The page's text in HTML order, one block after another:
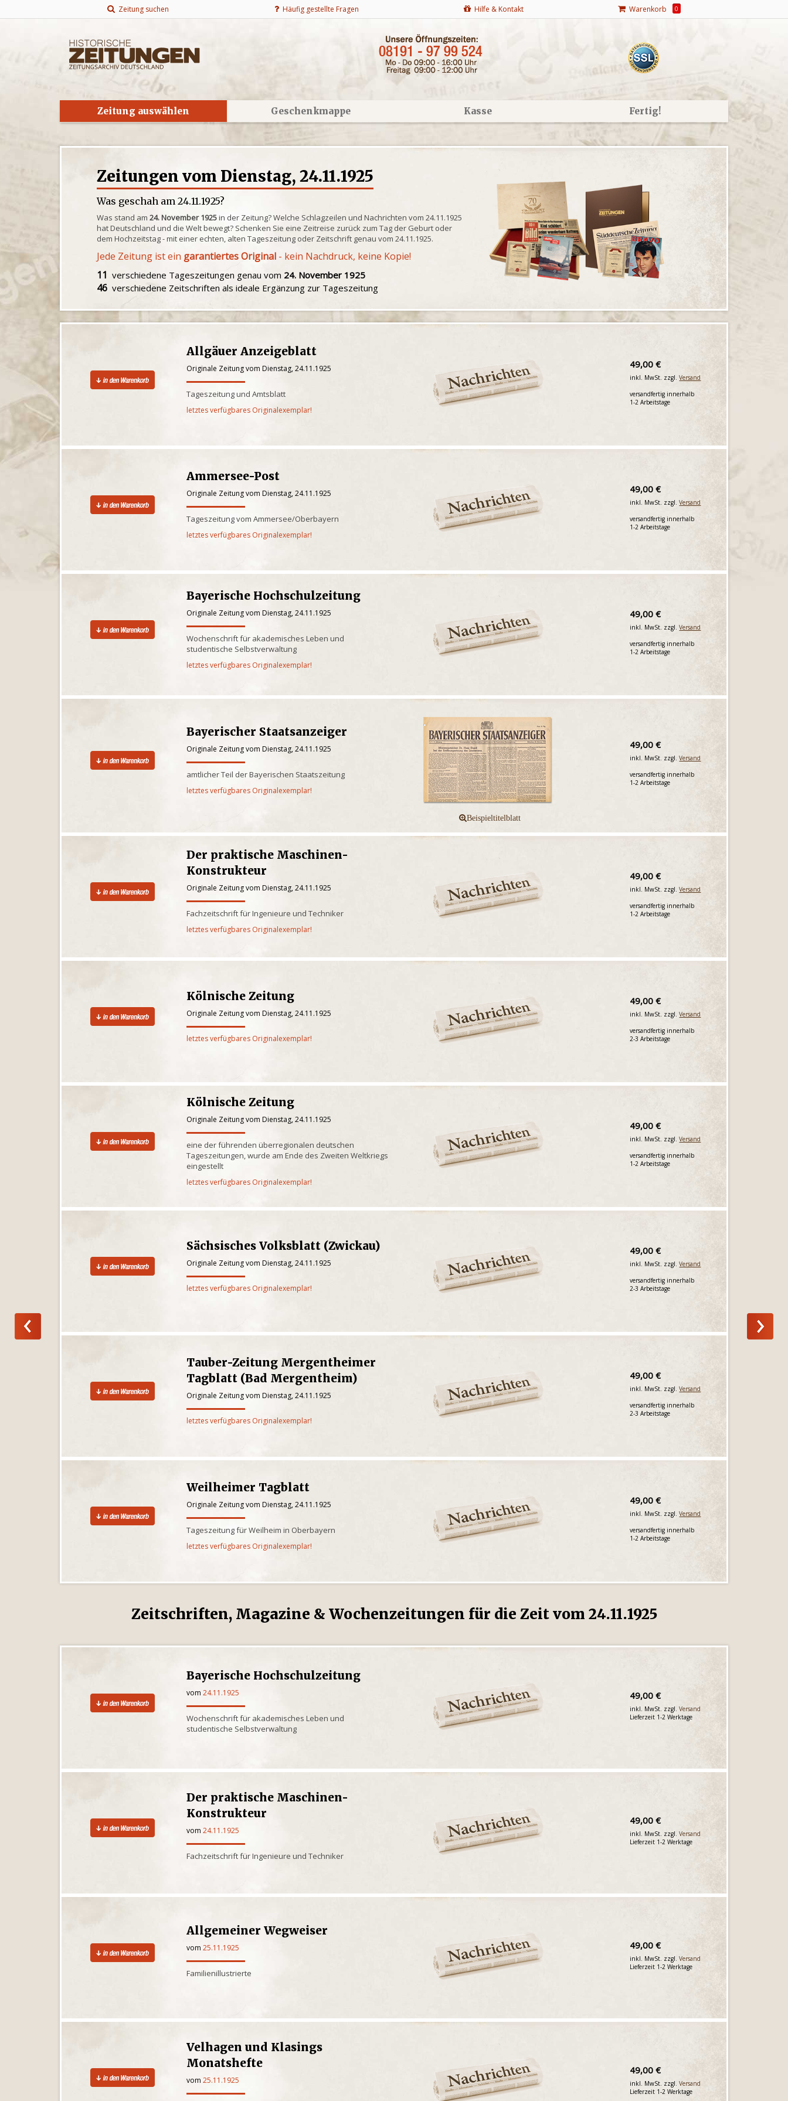
Zeitung suchen Häufig gestellte Fragen Hilfe & Kontakt Warenkorb 0
Zeitung auswählen Geschenkmappe Kasse Fertig!
Zeitungen vom Dienstag, 24.11.1925
Was geschah am 24.11.1925?
Was stand am24. November 1925in der Zeitung? Welche Schlagzeilen und Nachrichten vom 24.11.1925
hat Deutschland und die Welt bewegt? Schenken Sie eine Zeitreise zurück zum Tag der Geburt oder
dem Hochzeitstag - mit einer echten, alten Tageszeitung oder Zeitschrift genau vom 24.11.1925.
Jede Zeitung ist ein garantiertes Original - kein Nachdruck, keine Kopie!
11 verschiedene Tageszeitungen genau vom 24. November 1925
46 verschiedene Zeitschriften als ideale Ergänzung zur Tageszeitung
Allgäuer Anzeigeblatt
Originale Zeitung vom Dienstag, 24.11.1925
Tageszeitung und Amtsblatt
letztes verfügbares Originalexemplar!
49,00 €
inkl. MwSt. zzgl.Versand
versandfertig innerhalb
1-2 Arbeitstage
Ammersee-Post
Originale Zeitung vom Dienstag, 24.11.1925
Tageszeitung vom Ammersee/Oberbayern
letztes verfügbares Originalexemplar!
49,00 €
inkl. MwSt. zzgl.Versand
versandfertig innerhalb
1-2 Arbeitstage
Bayerische Hochschulzeitung
Originale Zeitung vom Dienstag, 24.11.1925
Wochenschrift für akademisches Leben und
studentische Selbstverwaltung
letztes verfügbares Originalexemplar!
49,00 €
inkl. MwSt. zzgl.Versand
versandfertig innerhalb
1-2 Arbeitstage
Bayerischer Staatsanzeiger
Originale Zeitung vom Dienstag, 24.11.1925
amtlicher Teil der Bayerischen Staatszeitung
letztes verfügbares Originalexemplar!
49,00 €
inkl. MwSt. zzgl.Versand
versandfertig innerhalb
1-2 Arbeitstage
Der praktische Maschinen-
Konstrukteur
Originale Zeitung vom Dienstag, 24.11.1925
Fachzeitschrift für Ingenieure und Techniker
letztes verfügbares Originalexemplar!
49,00 €
inkl. MwSt. zzgl.Versand
versandfertig innerhalb
1-2 Arbeitstage
Kölnische Zeitung
Originale Zeitung vom Dienstag, 24.11.1925
letztes verfügbares Originalexemplar!
49,00 €
inkl. MwSt. zzgl.Versand
versandfertig innerhalb
2-3 Arbeitstage
Kölnische Zeitung
Originale Zeitung vom Dienstag, 24.11.1925
eine der führenden überregionalen deutschen
Tageszeitungen, wurde am Ende des Zweiten Weltkriegs
eingestellt
letztes verfügbares Originalexemplar!
49,00 €
inkl. MwSt. zzgl.Versand
versandfertig innerhalb
1-2 Arbeitstage
Sächsisches Volksblatt (Zwickau)
Originale Zeitung vom Dienstag, 24.11.1925
letztes verfügbares Originalexemplar!
49,00 €
inkl. MwSt. zzgl.Versand
versandfertig innerhalb
2-3 Arbeitstage
Tauber-Zeitung Mergentheimer
Tagblatt (Bad Mergentheim)
Originale Zeitung vom Dienstag, 24.11.1925
letztes verfügbares Originalexemplar!
49,00 €
inkl. MwSt. zzgl.Versand
versandfertig innerhalb
2-3 Arbeitstage
Weilheimer Tagblatt
Originale Zeitung vom Dienstag, 24.11.1925
Tageszeitung für Weilheim in Oberbayern
letztes verfügbares Originalexemplar!
49,00 €
inkl. MwSt. zzgl.Versand
versandfertig innerhalb
1-2 Arbeitstage
Zeitschriften, Magazine & Wochenzeitungen für die Zeit vom 24.11.1925
Bayerische Hochschulzeitung
vom24.11.1925
Wochenschrift für akademisches Leben und
studentische Selbstverwaltung
49,00 €
inkl. MwSt. zzgl.Versand
Lieferzeit 1-2 Werktage
Der praktische Maschinen-
Konstrukteur
vom24.11.1925
Fachzeitschrift für Ingenieure und Techniker
49,00 €
inkl. MwSt. zzgl.Versand
Lieferzeit 1-2 Werktage
Allgemeiner Wegweiser
vom25.11.1925
Familienillustrierte
49,00 €
inkl. MwSt. zzgl.Versand
Lieferzeit 1-2 Werktage
Velhagen und Klasings
Monatshefte
vom25.11.1925
49,00 €
inkl. MwSt. zzgl.Versand
Lieferzeit 1-2 Werktage